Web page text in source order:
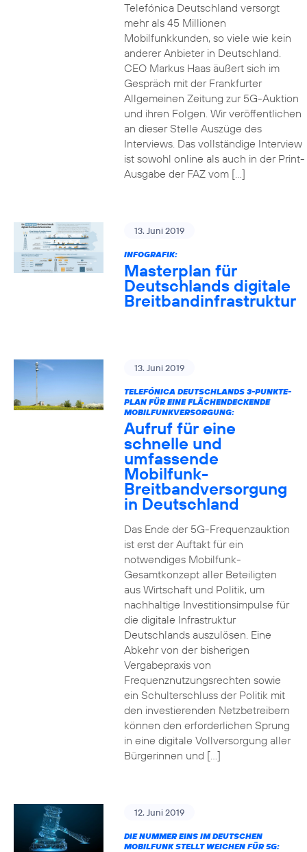
Telefónica Deutschland versorgt
mehr als 45 Millionen
Mobilfunkkunden, so viele wie kein
anderer Anbieter in Deutschland.
CEO Markus Haas äußert sich im
Gespräch mit der Frankfurter
Allgemeinen Zeitung zur 5G-Auktion
und ihren Folgen. Wir veröffentlichen
an dieser Stelle Auszüge des
Interviews. Das vollständige Interview
ist sowohl online als auch in der Print-
Ausgabe der FAZ vom […]
13. Juni 2019
INFOGRAFIK:
Masterplan für
Deutschlands digitale
Breitbandinfrastruktur
13. Juni 2019
TELEFÓNICA DEUTSCHLANDS 3-PUNKTE-
PLAN FÜR EINE FLÄCHENDECKENDE
MOBILFUNKVERSORGUNG:
Aufruf für eine
schnelle und
umfassende
Mobilfunk-
Breitbandversorgung
in Deutschland
Das Ende der 5G-Frequenzauktion
ist erst der Auftakt für ein
notwendiges Mobilfunk-
Gesamtkonzept aller Beteiligten
aus Wirtschaft und Politik, um
nachhaltige Investitionsimpulse für
die digitale Infrastruktur
Deutschlands auszulösen. Eine
Abkehr von der bisherigen
Vergabepraxis von
Frequenznutzungsrechten sowie
ein Schulterschluss der Politik mit
den investierenden Netzbetreibern
können den erforderlichen Sprung
in eine digitale Vollversorgung aller
Bürgerinnen und […]
12. Juni 2019
DIE NUMMER EINS IM DEUTSCHEN
MOBILFUNK STELLT WEICHEN FÜR 5G: